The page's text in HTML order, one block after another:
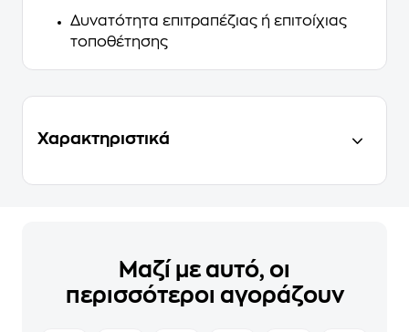
Δυνατότητα επιτραπέζιας ή επιτοίχιας
τοποθέτησης
Χαρακτηριστικά
Μαζί με αυτό, οι
περισσότεροι αγοράζουν